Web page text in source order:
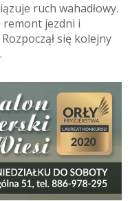
ruch wahadłowy.
remont jezdni i
się kolejny